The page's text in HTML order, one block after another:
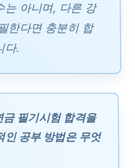
는 아니며, 다른 강
한다면 충분히 합
다.
필기시험 합격을
인 공부 방법은 무엇